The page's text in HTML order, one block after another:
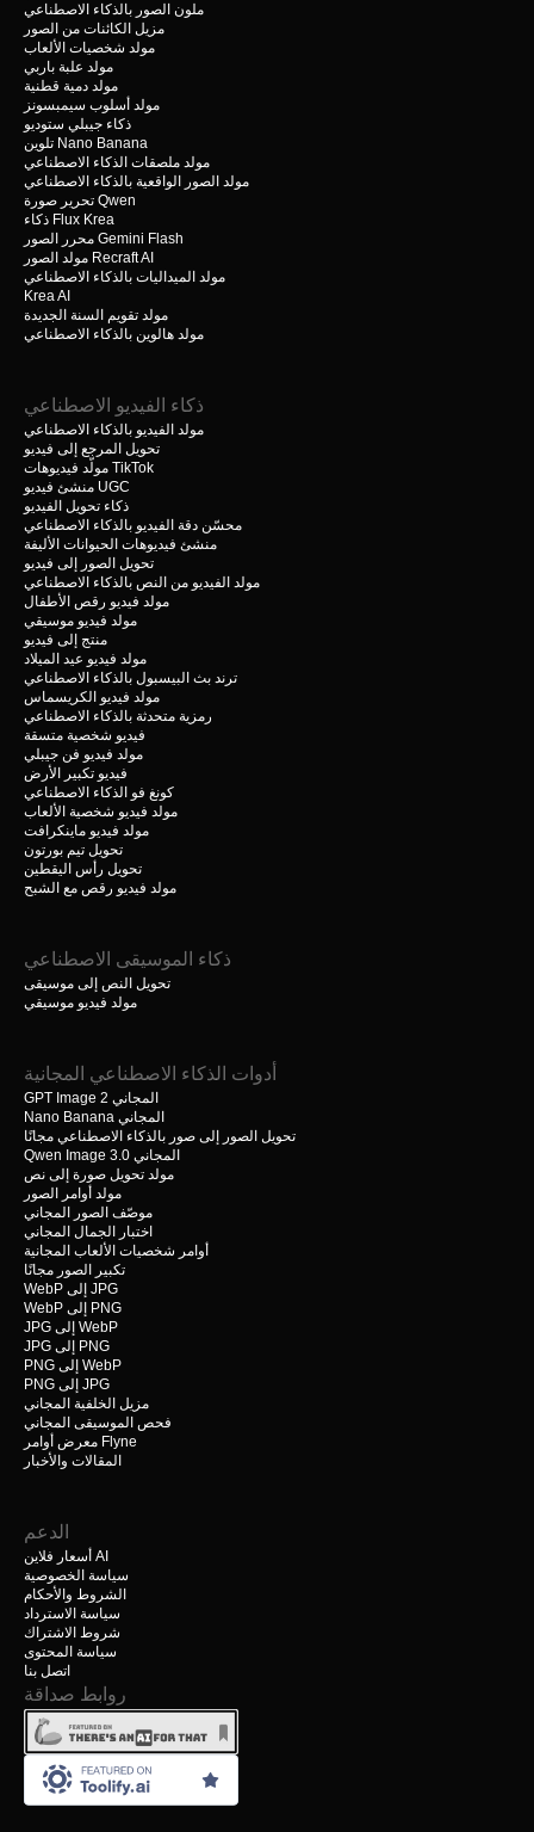
ملون الصور بالذكاء الاصطناعي
مزيل الكائنات من الصور
مولد شخصيات الألعاب
مولد علبة باربي
مولد دمية قطنية
مولد أسلوب سيمبسونز
ذكاء جيبلي ستوديو
تلوين Nano Banana
مولد ملصقات الذكاء الاصطناعي
مولد الصور الواقعية بالذكاء الاصطناعي
تحرير صورة Qwen
ذكاء Flux Krea
محرر الصور Gemini Flash
مولد الصور Recraft AI
مولد الميداليات بالذكاء الاصطناعي
Krea AI
مولد تقويم السنة الجديدة
مولد هالوين بالذكاء الاصطناعي
ذكاء الفيديو الاصطناعي
مولد الفيديو بالذكاء الاصطناعي
تحويل المرجع إلى فيديو
مولّد فيديوهات TikTok
منشئ فيديو UGC
ذكاء تحويل الفيديو
محسّن دقة الفيديو بالذكاء الاصطناعي
منشئ فيديوهات الحيوانات الأليفة
تحويل الصور إلى فيديو
مولد الفيديو من النص بالذكاء الاصطناعي
مولد فيديو رقص الأطفال
مولد فيديو موسيقي
منتج إلى فيديو
مولد فيديو عيد الميلاد
ترند بث البيسبول بالذكاء الاصطناعي
مولد فيديو الكريسماس
رمزية متحدثة بالذكاء الاصطناعي
فيديو شخصية متسقة
مولد فيديو فن جيبلي
فيديو تكبير الأرض
كونغ فو الذكاء الاصطناعي
مولد فيديو شخصية الألعاب
مولد فيديو ماينكرافت
تحويل تيم بورتون
تحويل رأس اليقطين
مولد فيديو رقص مع الشبح
ذكاء الموسيقى الاصطناعي
تحويل النص إلى موسيقى
مولد فيديو موسيقي
أدوات الذكاء الاصطناعي المجانية
GPT Image 2 المجاني
Nano Banana المجاني
تحويل الصور إلى صور بالذكاء الاصطناعي مجانًا
Qwen Image 3.0 المجاني
مولد تحويل صورة إلى نص
مولد أوامر الصور
موصّف الصور المجاني
اختبار الجمال المجاني
أوامر شخصيات الألعاب المجانية
تكبير الصور مجانًا
WebP إلى JPG
WebP إلى PNG
JPG إلى WebP
JPG إلى PNG
PNG إلى WebP
PNG إلى JPG
مزيل الخلفية المجاني
فحص الموسيقى المجاني
معرض أوامر Flyne
المقالات والأخبار
الدعم
أسعار فلاين AI
سياسة الخصوصية
الشروط والأحكام
سياسة الاسترداد
شروط الاشتراك
سياسة المحتوى
اتصل بنا
روابط صداقة